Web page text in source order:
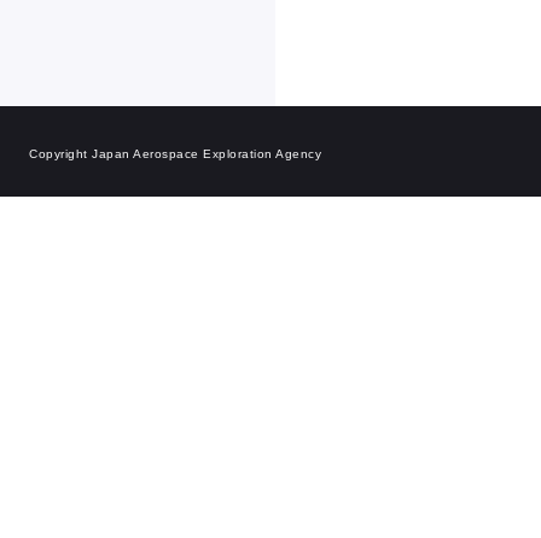
Copyright Japan Aerospace Exploration Agency